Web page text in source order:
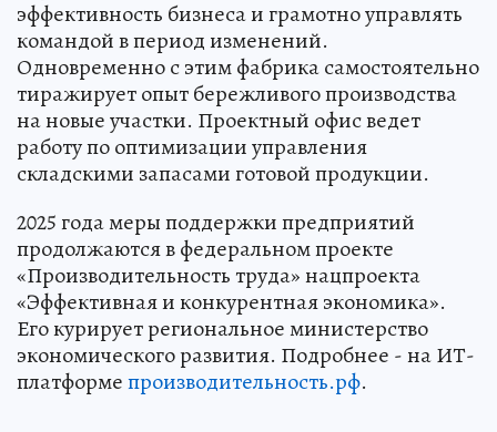
эффективность бизнеса и грамотно управлять
командой в период изменений.
Одновременно с этим фабрика самостоятельно
тиражирует опыт бережливого производства
на новые участки. Проектный офис ведет
работу по оптимизации управления
складскими запасами готовой продукции.
2025 года меры поддержки предприятий
продолжаются в федеральном проекте
«Производительность труда» нацпроекта
«Эффективная и конкурентная экономика».
Его курирует региональное министерство
экономического развития. Подробнее - на ИТ-
платформепроизводительность.рф.